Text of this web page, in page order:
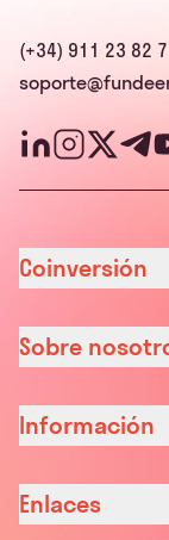
(+34) 911 23 82
Coinversión
Sobre
Información
Enlaces